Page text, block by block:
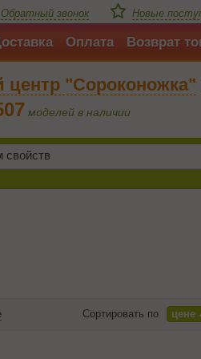
Обратный звонок Новые
Оплата Возврат
центр "Сороконожка"
моделей в наличии
Сортировать по цене